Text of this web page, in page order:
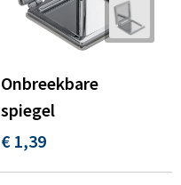
Onbreekbare
spiegel
€ 1,39